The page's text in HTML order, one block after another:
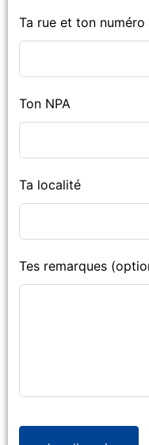
Ta rue et ton numéro
Ton NPA
Ta localité
Tes remarques